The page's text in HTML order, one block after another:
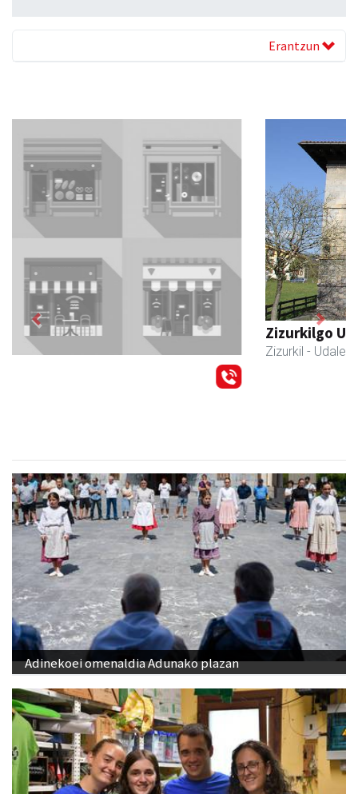
Erantzun
Zizurkilgo Udala
Zizurkil - Udaletxeak
Previous Next
Adinekoei omenaldia Adunako plazan